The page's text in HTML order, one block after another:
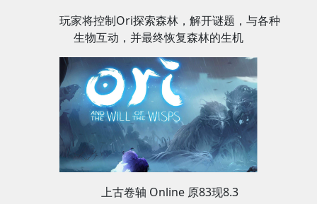
玩家将控制Ori探索森林，解开谜题，与各种
生物互动，并最终恢复森林的生机‌
上古卷轴 Online 原83现8.3